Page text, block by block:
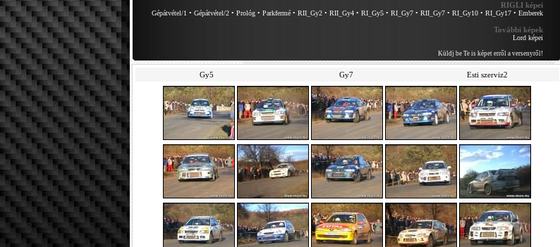
RIGLI képei
Gépátvétel/1 • Gépátvétel/2• Prológ• Parkfermé• RII_Gy2• RII_Gy4• RI_Gy5• RI_Gy7• RII_Gy7• RI_Gy10• RI_Gy17• Emberek
További képek
Lord képei
Küldj be Te is képet erről a versenyről!
Gy5 Gy7 Esti szerviz2